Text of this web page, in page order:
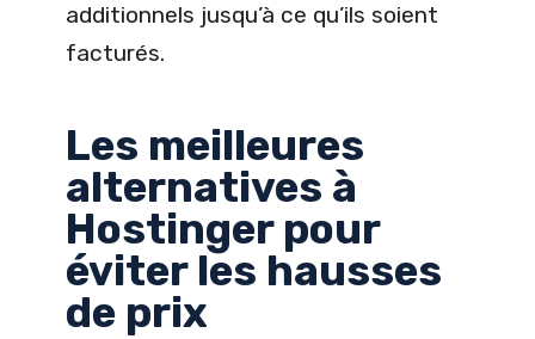
additionnels jusqu’à ce qu’ils soient
facturés.
Les meilleures
alternatives à
Hostinger pour
éviter les hausses
de prix